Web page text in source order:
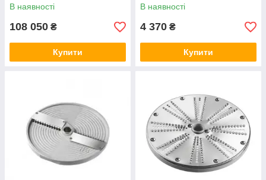
В наявності
108 050 ₴
Купити
Нержавіюча сталь
В наявності
4 370 ₴
Купити